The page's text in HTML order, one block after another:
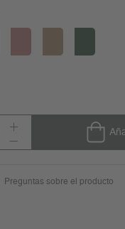
Preguntas sobre el producto